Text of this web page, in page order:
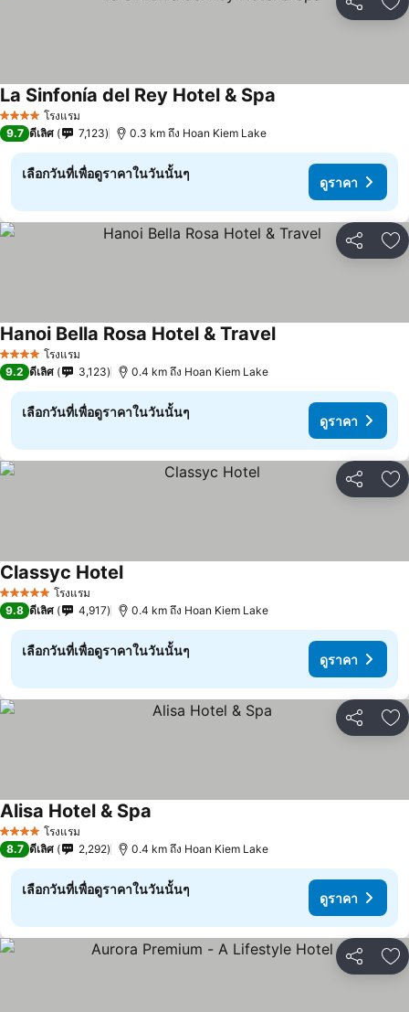
แชร์ เ
4 ดาว โรงแรม
La Sinfonía del Rey Hotel & Spa
9.7 ดีเลิศ 7,123 0.3 km ถึง Hoan Kiem Lake
เลือกวันที่เพื่อดูราคาในวันนั้นๆ
ดูราคา
แชร์ เ
4 ดาว โรงแรม
Hanoi Bella Rosa Hotel & Travel
9.2 ดีเลิศ 3,123 0.4 km ถึง Hoan Kiem Lake
เลือกวันที่เพื่อดูราคาในวันนั้นๆ
ดูราคา
แชร์ เ
5 ดาว โรงแรม
Classyc Hotel
9.8 ดีเลิศ 4,917 0.4 km ถึง Hoan Kiem Lake
เลือกวันที่เพื่อดูราคาในวันนั้นๆ
ดูราคา
แชร์ เ
4 ดาว โรงแรม
Alisa Hotel & Spa
8.7 ดีเลิศ 2,292 0.4 km ถึง Hoan Kiem Lake
เลือกวันที่เพื่อดูราคาในวันนั้นๆ
ดูราคา
แชร์ เ